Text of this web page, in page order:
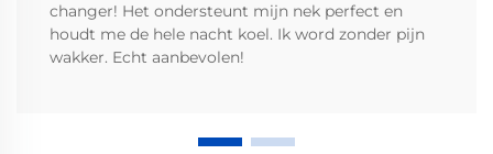
changer! Het ondersteunt mijn nek perfect en
houdt me de hele nacht koel. Ik word zonder pijn
wakker. Echt aanbevolen!